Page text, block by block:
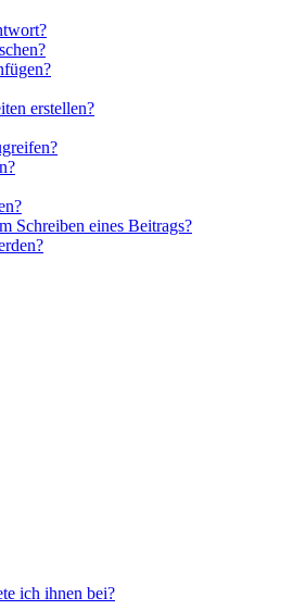
erstellen?
Schreiben eines Beitrags?
ich ihnen bei?